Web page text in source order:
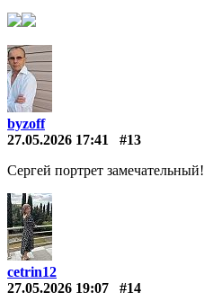
byzoff
27.05.2026 17:41
#13
Сергей портрет замечательный!
cetrin12
27.05.2026 19:07
#14